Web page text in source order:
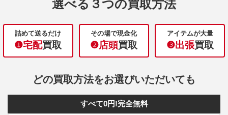
選べる３つの買取方法
詰めて送るだけ
❶宅配買取
その場で現金化
❷店頭買取
アイテムが大量
❸出張買取
どの買取方法をお選びいただいても
すべて0円!完全無料